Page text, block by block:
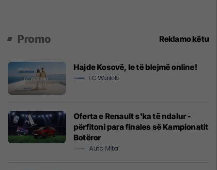
Promo Reklamo këtu
Hajde Kosovë, le të blejmë online!
LC Waikiki
Oferta e Renault s'ka të ndalur -
përfitoni para finales së Kampionatit
Botëror
Auto Mita